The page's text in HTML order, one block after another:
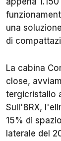
una
di
La cabina
close,
tergicristallo
Sull'8RX,
15% di
laterale del